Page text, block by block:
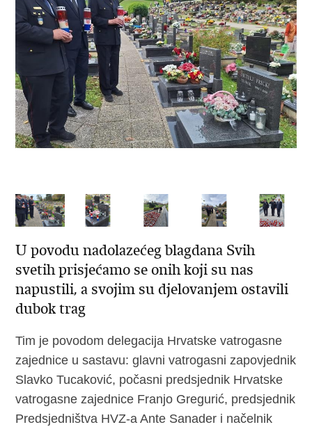
U povodu nadolazećeg blagdana Svih
svetih prisjećamo se onih koji su nas
napustili, a svojim su djelovanjem ostavili
dubok trag
Tim je povodom delegacija Hrvatske vatrogasne
zajednice u sastavu: glavni vatrogasni zapovjednik
Slavko Tucaković, počasni predsjednik Hrvatske
vatrogasne zajednice Franjo Gregurić, predsjednik
Predsjedništva HVZ-a Ante Sanader i načelnik